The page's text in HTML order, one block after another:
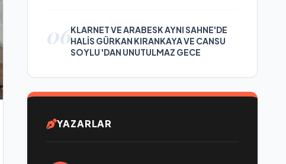
06KLARNET VE ARABESK AYNI SAHNE'DE
HALİS GÜRKAN KIRANKAYA VE CANSU
SOYLU 'DAN UNUTULMAZ GECE
YAZARLAR